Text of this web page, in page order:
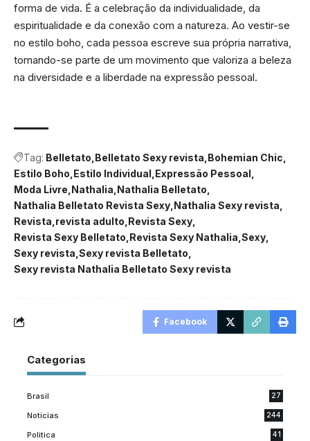
forma de vida. É a celebração da individualidade, da
espiritualidade e da conexão com a natureza. Ao vestir-se
no estilo boho, cada pessoa escreve sua própria narrativa,
tornando-se parte de um movimento que valoriza a beleza
na diversidade e a liberdade na expressão pessoal.
Tag: Belletato Belletato Sexy revista Bohemian Chic
Estilo Boho Estilo Individual Expressão Pessoal
Moda Livre Nathalia Nathalia Belletato
Nathalia Belletato Revista Sexy Nathalia Sexy revista
Revista revista adulto Revista Sexy
Revista Sexy Belletato Revista Sexy Nathalia Sexy
Sexy revista Sexy revista Belletato
Sexy revista Nathalia Belletato Sexy revista
Facebook
Categorias
Brasil 27
Noticias 244
Politica 41